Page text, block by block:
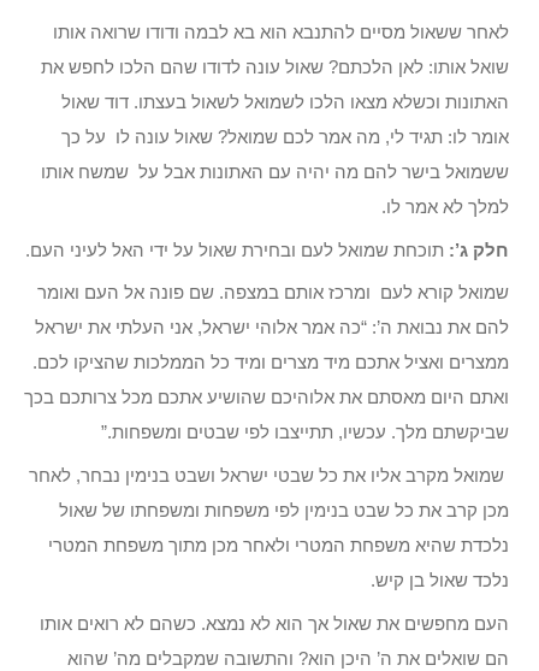
לאחר ששאול מסיים להתנבא הוא בא לבמה ודודו שרואה אותו
שואל אותו: לאן הלכתם? שאול עונה לדודו שהם הלכו לחפש את
האתונות וכשלא מצאו הלכו לשמואל לשאול בעצתו. דוד שאול
אומר לו: תגיד לי, מה אמר לכם שמואל? שאול עונה לו על כך
ששמואל בישר להם מה יהיה עם האתונות אבל על שמשח אותו
למלך לא אמר לו.
חלק ג’: תוכחת שמואל לעם ובחירת שאול על ידי האל לעיני העם.
שמואל קורא לעם ומרכז אותם במצפה. שם פונה אל העם ואומר
להם את נבואת ה’: “כה אמר אלוהי ישראל, אני העלתי את ישראל
ממצרים ואציל אתכם מיד מצרים ומיד כל הממלכות שהציקו לכם.
ואתם היום מאסתם את אלוהיכם שהושיע אתכם מכל צרותכם בכך
שביקשתם מלך. עכשיו, תתייצבו לפי שבטים ומשפחות.”
שמואל מקרב אליו את כל שבטי ישראל ושבט בנימין נבחר, לאחר
מכן קרב את כל שבט בנימין לפי משפחות ומשפחתו של שאול
נלכדת שהיא משפחת המטרי ולאחר מכן מתוך משפחת המטרי
נלכד שאול בן קיש.
העם מחפשים את שאול אך הוא לא נמצא. כשהם לא רואים אותו
הם שואלים את ה’ היכן הוא? והתשובה שמקבלים מה’ שהוא